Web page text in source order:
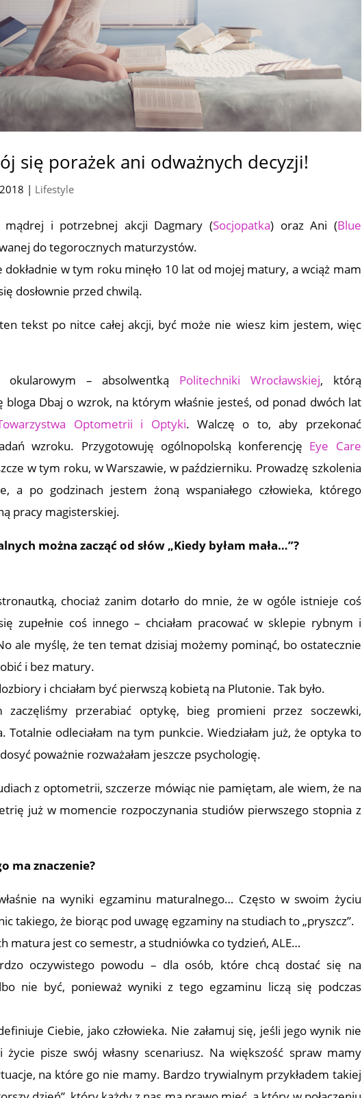
się porażek ani odważnych decyzji!
| Lifestyle
mądrej i potrzebnej akcji Dagmary (Socjopatka) oraz Ani (Blue
do tegorocznych maturzystów.
w tym roku minęło 10 lat od mojej matury, a wciąż mam
dosłownie przed chwilą.
tekst po nitce całej akcji, być może nie wiesz kim jestem, więc
okularowym – absolwentką Politechniki Wrocławskiej, którą
bloga Dbaj o wzrok, na którym właśnie jesteś, od ponad dwóch lat
Optometrii i Optyki. Walczę o to, aby przekonać
wzroku. Przygotowuję ogólnopolską konferencję Eye Care
w tym roku, w Warszawie, w październiku. Prowadzę szkolenia
a po godzinach jestem żoną wspaniałego człowieka, którego
pracy magisterskiej.
można zacząć od słów „Kiedy byłam mała…”?
chociaż zanim dotarło do mnie, że w ogóle istnieje coś
zupełnie coś innego – chciałam pracować w sklepie rybnym i
ale myślę, że ten temat dzisiaj możemy pominąć, bo ostatecznie
i bez matury.
i chciałam być pierwszą kobietą na Plutonie. Tak było.
przerabiać optykę, bieg promieni przez soczewki,
Totalnie odleciałam na tym punkcie. Wiedziałam już, że optyka to
poważnie rozważałam jeszcze psychologię.
z optometrii, szczerze mówiąc nie pamiętam, ale wiem, że na
już w momencie rozpoczynania studiów pierwszego stopnia z
ma znaczenie?
na wyniki egzaminu maturalnego… Często w swoim życiu
takiego, że biorąc pod uwagę egzaminy na studiach to „pryszcz”.
matura jest co semestr, a studniówka co tydzień, ALE…
oczywistego powodu – dla osób, które chcą dostać się na
nie być, ponieważ wyniki z tego egzaminu liczą się podczas
Ciebie, jako człowieka. Nie załamuj się, jeśli jego wynik nie
życie pisze swój własny scenariusz. Na większość spraw mamy
na które go nie mamy. Bardzo trywialnym przykładem takiej